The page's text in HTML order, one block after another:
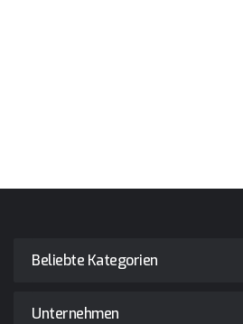
Beliebte Kategorien
Unternehmen